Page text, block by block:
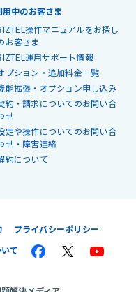
用中のお客さま
操作マニュアルをお探し
お客さま
運用サポート情報
プション・追加料金一覧
能拡張・オプション申し込み
約・請求についてのお問い合
せ
定や操作についてのお問い合
せ・障害連絡
約について
プライバシーポリシー
て